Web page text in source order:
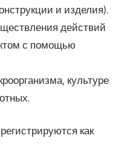
и изделия).
действий
с помощью
культуре
как